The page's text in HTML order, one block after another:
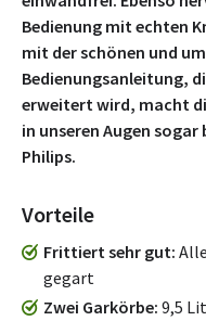
Bedienung mit echten
mit der schönen und
Bedienungsanleitung,
erweitert wird, macht
in unseren Augen
Philips.
Vorteile
Frittiert sehr gut
gegart
Zwei Garkörbe 9,5